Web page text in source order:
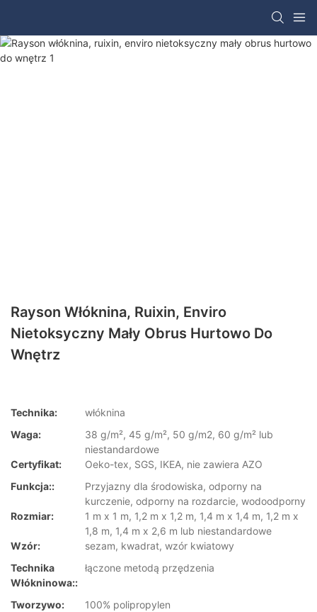
Rayson Włóknina, Ruixin, Enviro
Nietoksyczny Mały Obrus Hurtowo Do
Wnętrz
Technika:
włóknina
Waga:
38 g/m², 45 g/m², 50 g/m2, 60 g/m² lub
niestandardowe
Certyfikat:
Oeko-tex, SGS, IKEA, nie zawiera AZO
Funkcja::
Przyjazny dla środowiska, odporny na
kurczenie, odporny na rozdarcie, wodoodporny
Rozmiar:
1 m x 1 m, 1,2 m x 1,2 m, 1,4 m x 1,4 m, 1,2 m x
1,8 m, 1,4 m x 2,6 m lub niestandardowe
Wzór:
sezam, kwadrat, wzór kwiatowy
Technika
Włókninowa::
łączone metodą przędzenia
Tworzywo:
100% polipropylen